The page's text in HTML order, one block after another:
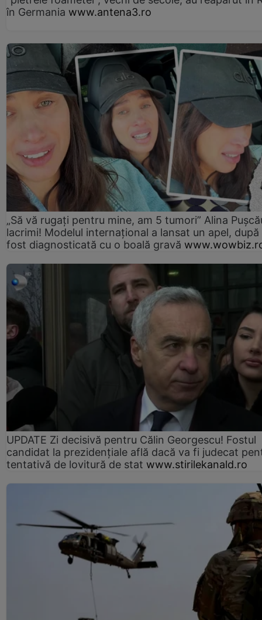
în Germania www.antena3.ro
„Să vă rugați pentru mine, am 5 tumori” Alina
lacrimi! Modelul internațional a lansat un apel, după
fost diagnosticată cu o boală gravă
UPDATE Zi decisivă pentru Călin Georgescu! Fostul
candidat la prezidențiale află dacă va fi judecat
tentativă de lovitură de stat www.stirilekanald.ro